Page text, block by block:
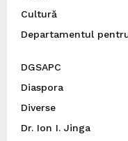
Cultură
Departamentul
DGSAPC
Diaspora
Diverse
Dr. Ion I. Jinga